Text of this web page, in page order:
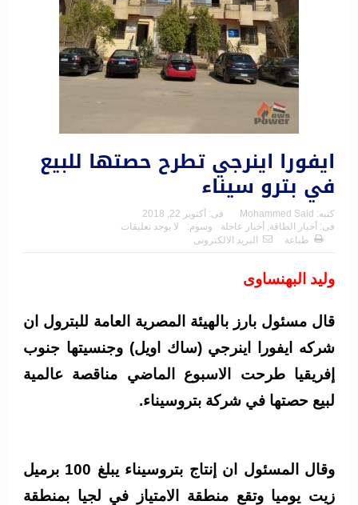
ايفورا اينرجي تطرح حصتها للبيع
في بترو سيناء
كتبه: Mohammed Said فى: أكتوبر 22, 2018
فى: أخبار الطاقة أخبار عاجلة وسوم:
لا يوجد تعليقات
طباعة
البريد الالكترونى
وليد البهنساوى
قال مسئول بارز بالهيئة المصرية العامة للبترول ان
شركه ايفورا اينرجي (ساك اويل) وجنسيتها جنوب
إفريقيا طرحت الاسبوع الماضي مناقصة عالمية
لبيع حصتها في شركة بتروسيناء.
وقال المسئول ان إنتاج بتروسيناء يبلغ 100 برميل
زيت يوميا وتقع منطقة الامتياز في لجيا بمنطقة